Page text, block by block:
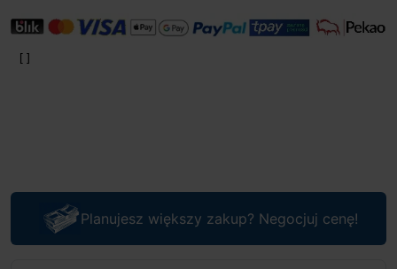
Planujesz większy zakup? Negocjuj cenę!